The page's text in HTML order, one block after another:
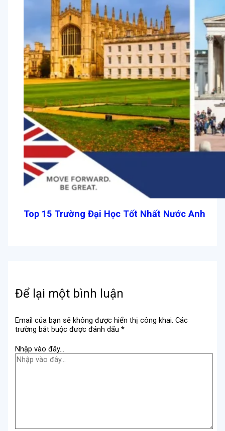
Top 15 Trường Đại Học Tốt Nhất Nước Anh
Để lại một bình luận
Email của bạn sẽ không được hiển thị công khai. Các
trường bắt buộc được đánh dấu*
Nhập vào đây...